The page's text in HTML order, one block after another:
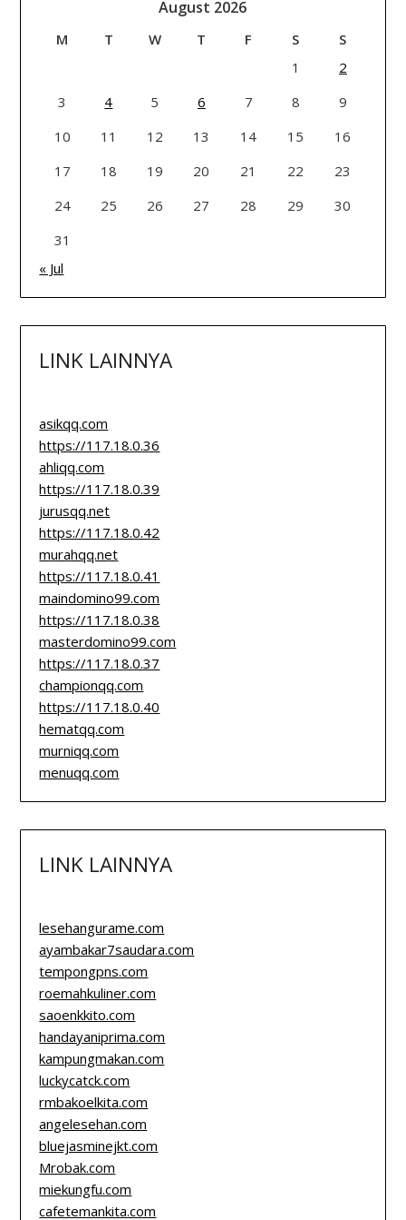
August 2026
M T W T F S
S
1
2
3
4 5 6 7 8
9
10
11 12 13 14 15
16
17
18 19 20 21 22
23
24
25 26 27 28 29
30
31
« Jul
LINK LAINNYA
asikqq.com
https://117.18.0.36
ahliqq.com
https://117.18.0.39
jurusqq.net
https://117.18.0.42
murahqq.net
https://117.18.0.41
maindomino99.com
https://117.18.0.38
masterdomino99.com
https://117.18.0.37
championqq.com
https://117.18.0.40
hematqq.com
murniqq.com
menuqq.com
LINK LAINNYA
lesehangurame.com
ayambakar7saudara.com
tempongpns.com
roemahkuliner.com
saoenkkito.com
handayaniprima.com
kampungmakan.com
luckycatck.com
rmbakoelkita.com
angelesehan.com
bluejasminejkt.com
Mrobak.com
miekungfu.com
cafetemankita.com